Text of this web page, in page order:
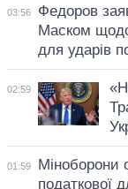
03:56
Федоров
Маском
для ударів
02:59
01:59
Міноборони
податкової